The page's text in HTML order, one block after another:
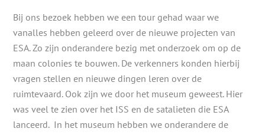
Bij ons bezoek hebben we een tour gehad waar we
vanalles hebben geleerd over de nieuwe projecten van
ESA. Zo zijn onderandere bezig met onderzoek om op de
maan colonies te bouwen. De verkenners konden hierbij
vragen stellen en nieuwe dingen leren over de
ruimtevaard. Ook zijn we door het museum geweest. Hier
was veel te zien over het ISS en de satalieten die ESA
lanceerd. In het museum hebben we onderandere de